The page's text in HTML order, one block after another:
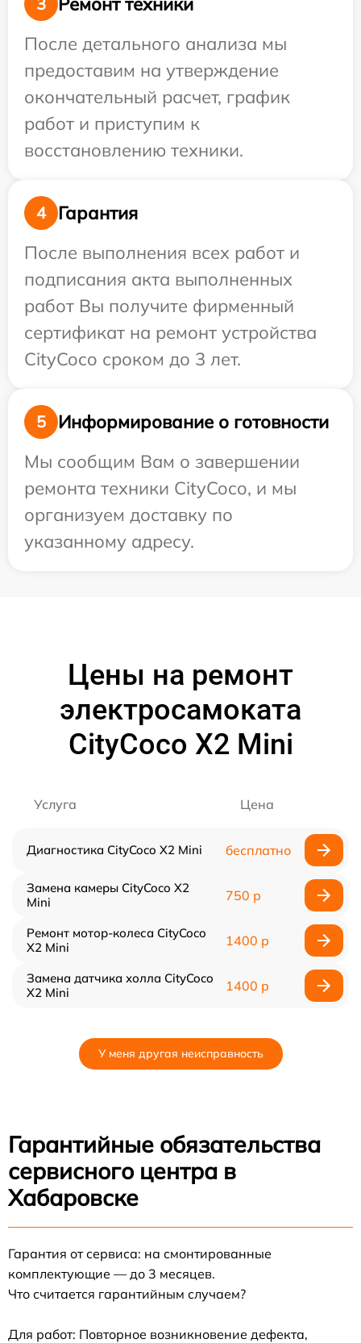
После детального анализа мы
предоставим на утверждение
окончательный расчет, график
работ и приступим к
восстановлению техники.
4
Гарантия
После выполнения всех работ и
подписания акта выполненных
работ Вы получите фирменный
сертификат на ремонт устройства
CityCoco сроком до 3 лет.
5
Информирование о готовности
Мы сообщим Вам о завершении
ремонта техники CityCoco, и мы
организуем доставку по
указанному адресу.
Цены на ремонт
электросамоката
CityCoco X2 Mini
Услуга Цена
Диагностика CityCoco X2 Mini бесплатно
Замена камеры CityCoco X2
Mini
750 р
Ремонт мотор-колеса CityCoco
X2 Mini
1400 р
Замена датчика холла CityCoco
X2 Mini
1400 р
У меня другая неисправность
Гарантийные обязательства
сервисного центра в
Хабаровске
Гарантия от сервиса: на смонтированные
комплектующие — до 3 месяцев.
Что считается гарантийным случаем?
Для работ: Повторное возникновение дефекта,